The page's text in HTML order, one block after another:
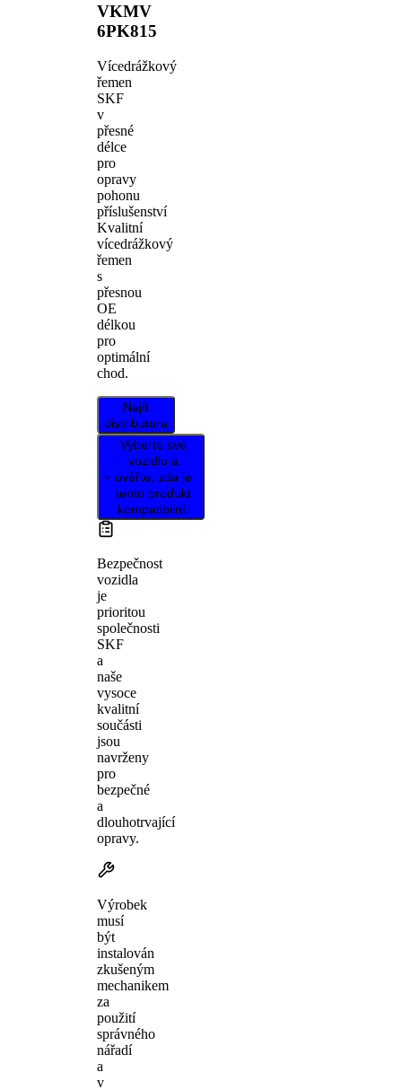
VKMV
6PK815
Vícedrážkový
řemen
SKF
v
přesné
délce
pro
opravy
pohonu
příslušenství
Kvalitní
vícedrážkový
řemen
s
přesnou
OE
délkou
pro
optimální
chod.
Najít
distributora
Vyberte své
vozidlo a
ověřte, zda je
tento produkt
kompatibilní.
Bezpečnost
vozidla
je
prioritou
společnosti
SKF
a
naše
vysoce
kvalitní
součásti
jsou
navrženy
pro
bezpečné
a
dlouhotrvající
opravy.
Výrobek
musí
být
instalován
zkušeným
mechanikem
za
použití
správného
nářadí
a
v